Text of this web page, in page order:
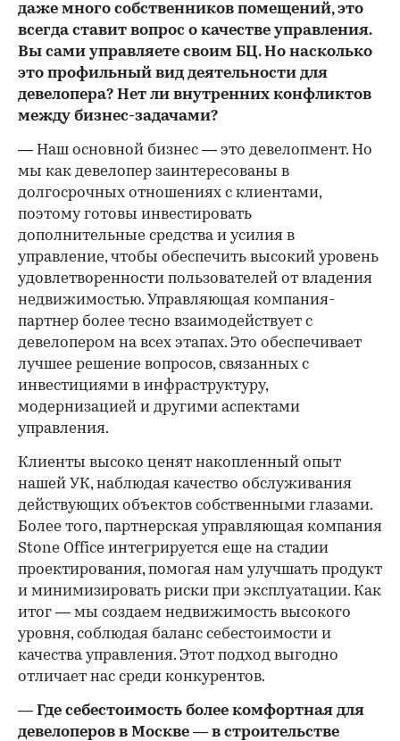
даже много собственников помещений, это
всегда ставит вопрос о качестве управления.
Вы сами управляете своим БЦ. Но насколько
это профильный вид деятельности для
девелопера? Нет ли внутренних конфликтов
между бизнес-задачами?
— Наш основной бизнес — это девелопмент. Но
мы как девелопер заинтересованы в
долгосрочных отношениях с клиентами,
поэтому готовы инвестировать
дополнительные средства и усилия в
управление, чтобы обеспечить высокий уровень
удовлетворенности пользователей от владения
недвижимостью. Управляющая компания-
партнер более тесно взаимодействует с
девелопером на всех этапах. Это обеспечивает
лучшее решение вопросов, связанных с
инвестициями в инфраструктуру,
модернизацией и другими аспектами
управления.
Клиенты высоко ценят накопленный опыт
нашей УК, наблюдая качество обслуживания
действующих объектов собственными глазами.
Более того, партнерская управляющая компания
Stone Office интегрируется еще на стадии
проектирования, помогая нам улучшать продукт
и минимизировать риски при эксплуатации. Как
итог — мы создаем недвижимость высокого
уровня, соблюдая баланс себестоимости и
качества управления. Этот подход выгодно
отличает нас среди конкурентов.
— Где себестоимость более комфортная для
девелоперов в Москве — в строительстве